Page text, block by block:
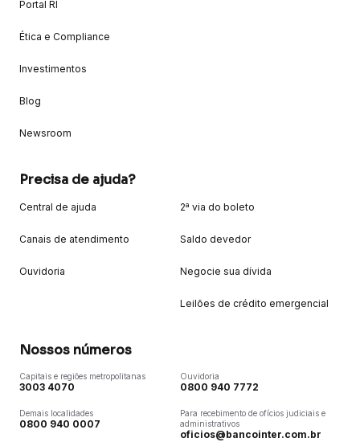
Portal RI
Ética e Compliance
Investimentos
Blog
Newsroom
Precisa de ajuda?
Central de ajuda
Canais de atendimento
Ouvidoria
2ª via do boleto
Saldo devedor
Negocie sua dívida
Leilões de crédito emergencial
Nossos números
Capitais e regiões metropolitanas
3003 4070
Demais localidades
0800 940 0007
Ouvidoria
0800 940 7772
Para recebimento de ofícios judiciais e
administrativos
oficios@bancointer.com.br